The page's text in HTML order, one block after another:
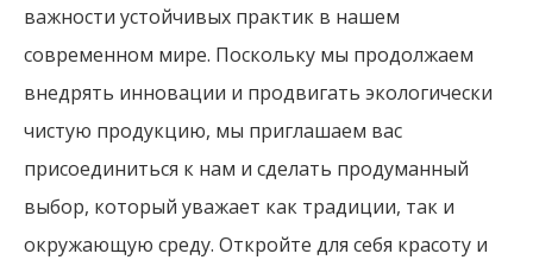
важности устойчивых практик в нашем
современном мире. Поскольку мы продолжаем
внедрять инновации и продвигать экологически
чистую продукцию, мы приглашаем вас
присоединиться к нам и сделать продуманный
выбор, который уважает как традиции, так и
окружающую среду. Откройте для себя красоту и